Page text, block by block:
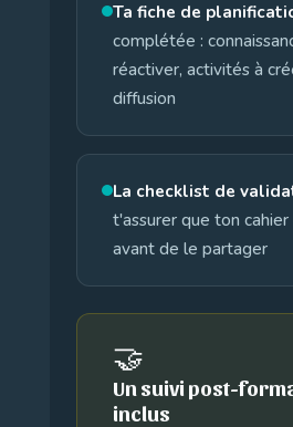
Ta fiche de
complétée :
réactiver, activités à
diffusion
La checklist de
t'assurer que ton
avant de le partager
🤝
Un suivi post-
inclus